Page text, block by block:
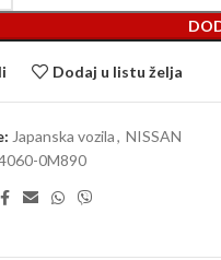
Dodaj u listu želja
Japanska vozila, NISSAN
0M890